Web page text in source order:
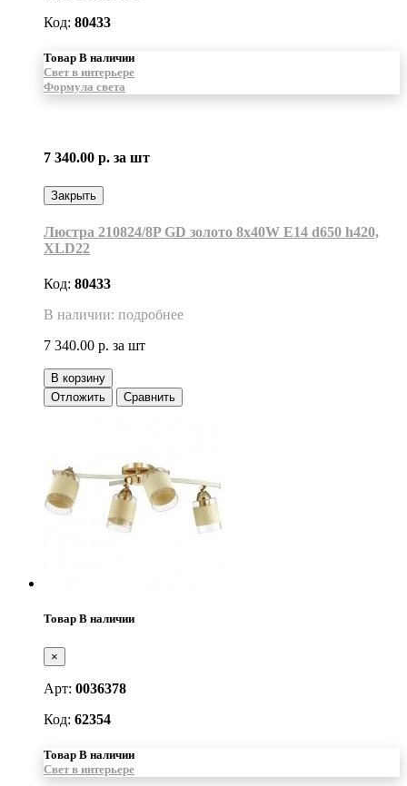
Код: 80433
Товар В наличии
Свет в интерьере
Формула света
7 340.00 р. за шт
Закрыть
Люстра 210824/8P GD золото 8х40W E14 d650 h420,
XLD22
Код: 80433
В наличии: подробнее
7 340.00 р. за шт
В корзину
Отложить
Сравнить
Товар В наличии
×
Арт: 0036378
Код: 62354
Товар В наличии
Свет в интерьере